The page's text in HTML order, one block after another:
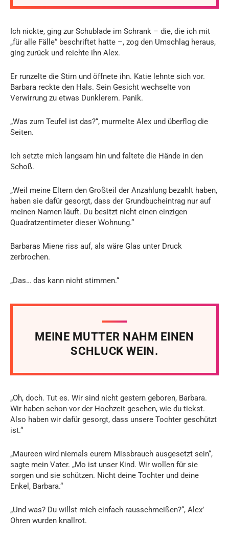
Ich nickte, ging zur Schublade im Schrank – die, die ich mit
„für alle Fälle“ beschriftet hatte –, zog den Umschlag heraus,
ging zurück und reichte ihn Alex.
Er runzelte die Stirn und öffnete ihn. Katie lehnte sich vor.
Barbara reckte den Hals. Sein Gesicht wechselte von
Verwirrung zu etwas Dunklerem. Panik.
„Was zum Teufel ist das?“, murmelte Alex und überflog die
Seiten.
Ich setzte mich langsam hin und faltete die Hände in den
Schoß.
„Weil meine Eltern den Großteil der Anzahlung bezahlt haben,
haben sie dafür gesorgt, dass der Grundbucheintrag nur auf
meinen Namen läuft. Du besitzt nicht einen einzigen
Quadratzentimeter dieser Wohnung.“
Barbaras Miene riss auf, als wäre Glas unter Druck
zerbrochen.
„Das… das kann nicht stimmen.“
MEINE MUTTER NAHM EINEN
SCHLUCK WEIN.
„Oh, doch. Tut es. Wir sind nicht gestern geboren, Barbara.
Wir haben schon vor der Hochzeit gesehen, wie du tickst.
Also haben wir dafür gesorgt, dass unsere Tochter geschützt
ist.“
„Maureen wird niemals eurem Missbrauch ausgesetzt sein“,
sagte mein Vater. „Mo ist unser Kind. Wir wollen für sie
sorgen und sie schützen. Nicht deine Tochter und deine
Enkel, Barbara.“
„Und was? Du willst mich einfach rausschmeißen?“, Alex’
Ohren wurden knallrot.